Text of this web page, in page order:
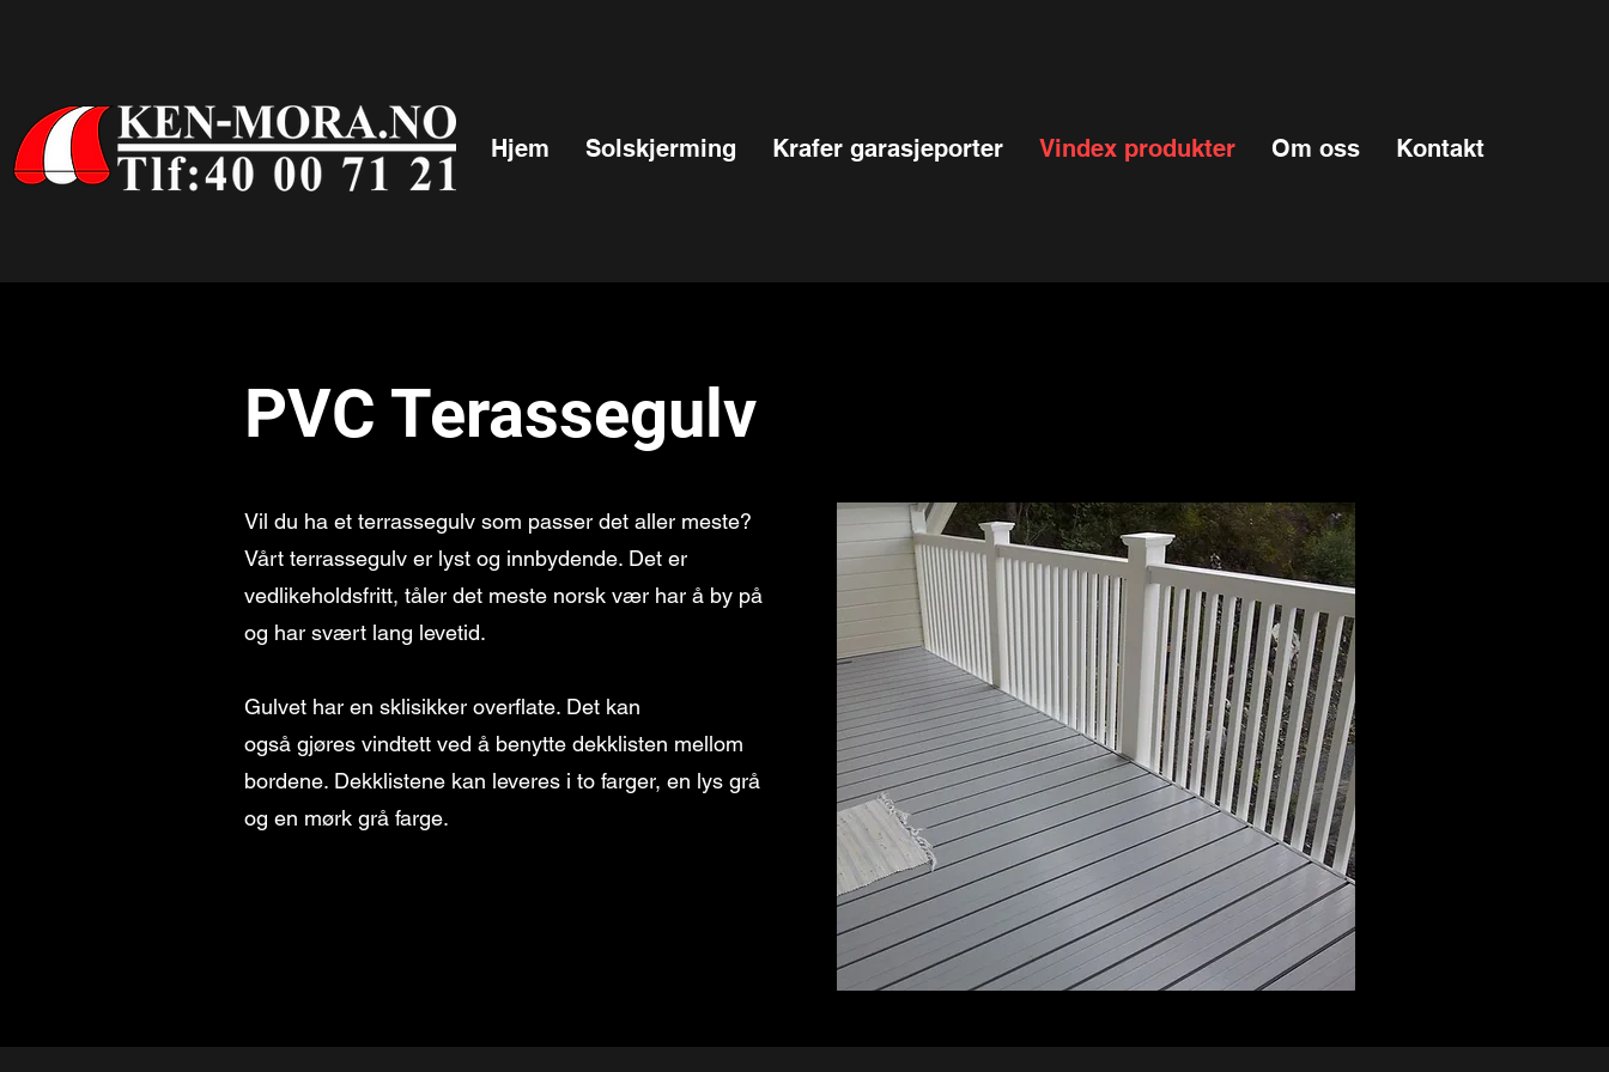
Hjem Solskjerming Krafer garasjeporter Vindex produkter Om oss Kontakt
PVC Terassegulv
Vil du ha et terrassegulv som passer det aller meste?
Vårt terrassegulv er lyst og innbydende. Det er
vedlikeholdsfritt, tåler det meste norsk vær har å by på
og har svært lang levetid.
Gulvet har en sklisikker overflate. Det kan
også gjøres vindtett ved å benytte dekklisten mellom
bordene. Dekklistene kan leveres i to farger, en lys grå
og en mørk grå farge.